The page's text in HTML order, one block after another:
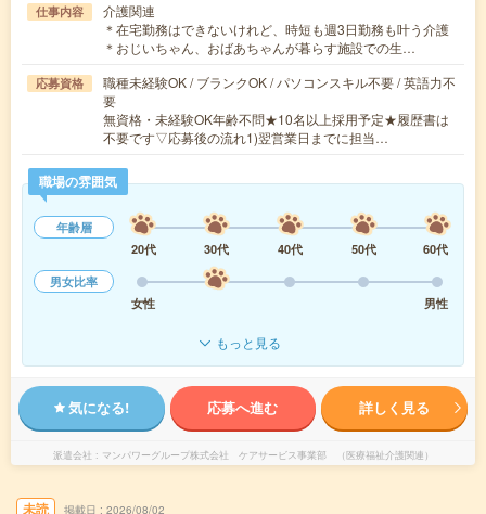
仕事内容
介護関連
＊在宅勤務はできないけれど、時短も週3日勤務も叶う介護
＊おじいちゃん、おばあちゃんが暮らす施設での生…
応募資格
職種未経験OK / ブランクOK / パソコンスキル不要 / 英語力不
要
無資格・未経験OK年齢不問★10名以上採用予定★履歴書は
不要です▽応募後の流れ1)翌営業日までに担当…
職場の雰囲気
年齢層
20代
30代 40代 50代
60代
男女比率
女性
男性
もっと見る
気になる! 応募へ進む 詳しく見る
派遣会社 マンパワーグループ株式会社 ケアサービス事業部 （医療福祉介護関連）
未読 掲載日 2026/08/02